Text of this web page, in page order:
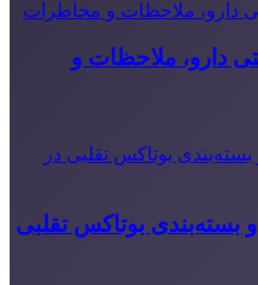
دارو، ملاحظات و
بسته‌بندی بوتاکس تقلبی